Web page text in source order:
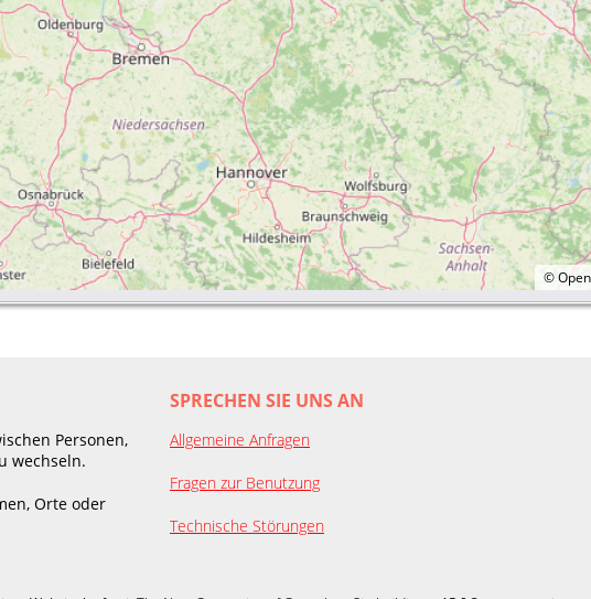
©
Personen,
wechseln.
Orte oder
SPRECHEN SIE UNS AN
Allgemeine Anfragen
Fragen zur Benutzung
Technische Störungen